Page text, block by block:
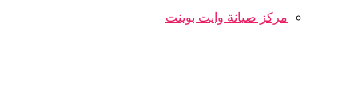
مركز صيانة وايت بوينت